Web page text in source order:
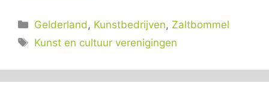
Categorieën
Gelderland , Kunstbedrijven, Zaltbommel
Tags
Kunst en cultuur verenigingen